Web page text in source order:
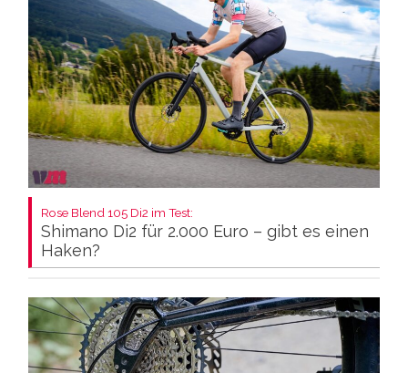
Rose Blend 105 Di2 im Test:
Shimano Di2 für 2.000 Euro – gibt es einen
Haken?